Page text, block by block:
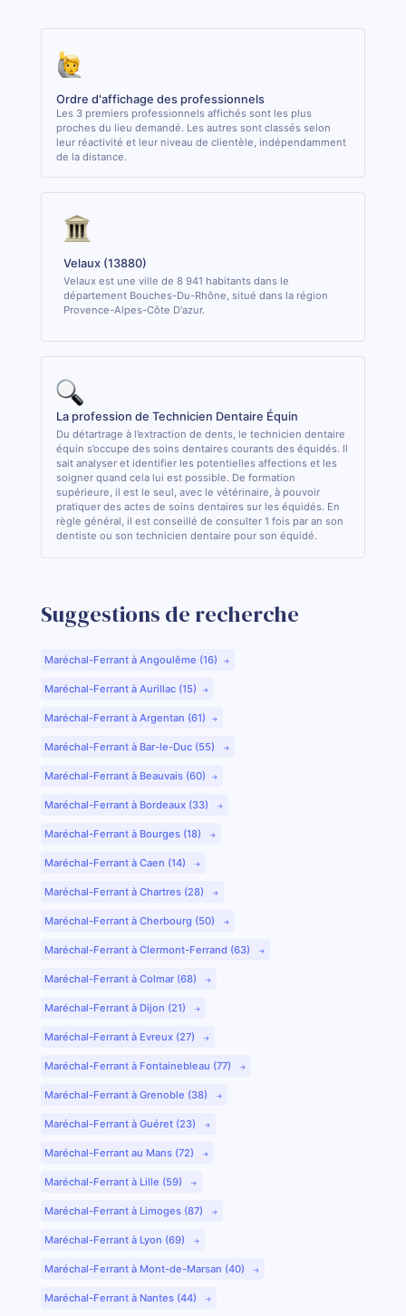
Ordre d'affichage des professionnels
Les 3 premiers professionnels affichés sont les plus
proches du lieu demandé. Les autres sont classés selon
leur réactivité et leur niveau de clientèle, indépendamment
de la distance.
Velaux (13880)
Velaux est une ville de 8 941 habitants dans le
département Bouches-Du-Rhône, situé dans la région
Provence-Alpes-Côte D'azur.
La profession de Technicien Dentaire Équin
Du détartrage à l’extraction de dents, le technicien dentaire
équin s’occupe des soins dentaires courants des équidés. Il
sait analyser et identifier les potentielles affections et les
soigner quand cela lui est possible. De formation
supérieure, il est le seul, avec le vétérinaire, à pouvoir
pratiquer des actes de soins dentaires sur les équidés. En
règle général, il est conseillé de consulter 1 fois par an son
dentiste ou son technicien dentaire pour son équidé.
Suggestions de recherche
Maréchal-Ferrant à Angoulême (16)
Maréchal-Ferrant à Aurillac (15)
Maréchal-Ferrant à Argentan (61)
Maréchal-Ferrant à Bar-le-Duc (55)
Maréchal-Ferrant à Beauvais (60)
Maréchal-Ferrant à Bordeaux (33)
Maréchal-Ferrant à Bourges (18)
Maréchal-Ferrant à Caen (14)
Maréchal-Ferrant à Chartres (28)
Maréchal-Ferrant à Cherbourg (50)
Maréchal-Ferrant à Clermont-Ferrand (63)
Maréchal-Ferrant à Colmar (68)
Maréchal-Ferrant à Dijon (21)
Maréchal-Ferrant à Evreux (27)
Maréchal-Ferrant à Fontainebleau (77)
Maréchal-Ferrant à Grenoble (38)
Maréchal-Ferrant à Guéret (23)
Maréchal-Ferrant au Mans (72)
Maréchal-Ferrant à Lille (59)
Maréchal-Ferrant à Limoges (87)
Maréchal-Ferrant à Lyon (69)
Maréchal-Ferrant à Mont-de-Marsan (40)
Maréchal-Ferrant à Nantes (44)